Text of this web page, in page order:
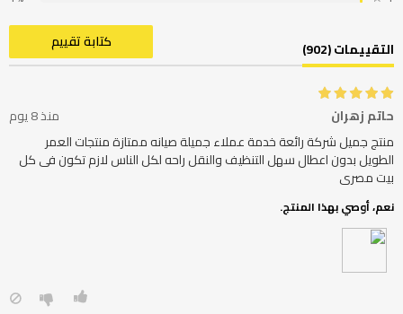
التقييمات (902) كتابة تقييم
حاتم زهران
منذ 8 يوم
منتج جميل شركة رائعة خدمة عملاء جميلة صيانه ممتازة منتجات العمر
الطويل بدون اعطال سهل التنظيف والنقل راحه لكل الناس لازم تكون فى كل
بيت مصرى
نعم، أوصي بهذا المنتج.